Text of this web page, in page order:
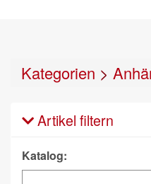
Kategorien >
Artikel filtern
Katalog: